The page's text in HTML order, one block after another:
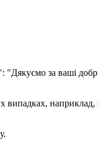
за ваші
випадках,